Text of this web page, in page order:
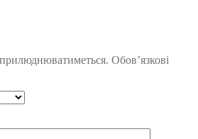
Обов’язкові